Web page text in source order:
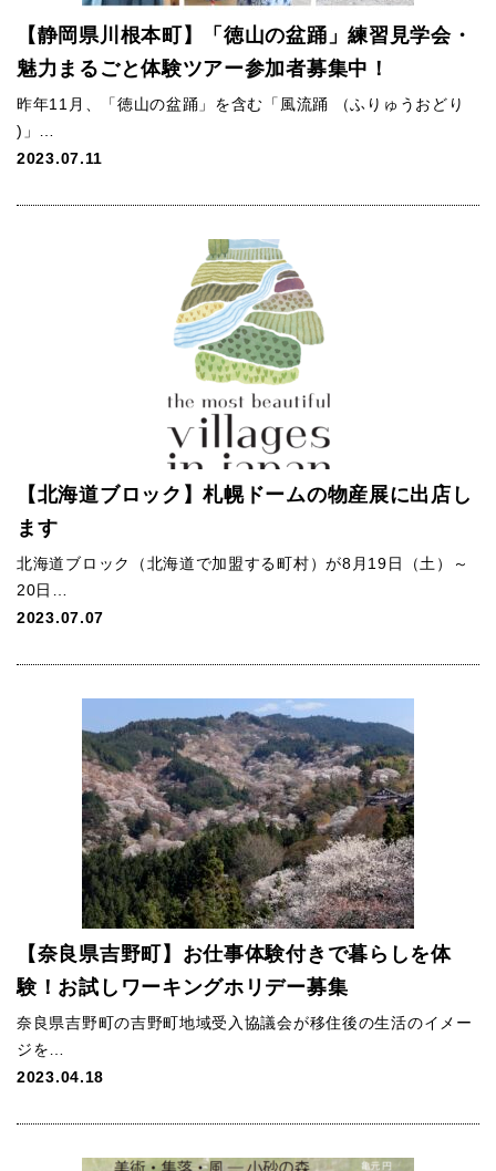
【静岡県川根本町】「徳山の盆踊」練習見学会・
魅力まるごと体験ツアー参加者募集中！
昨年11月、「徳山の盆踊」を含む「風流踊 （ふりゅうおどり
)」…
2023.07.11
【北海道ブロック】札幌ドームの物産展に出店し
ます
北海道ブロック（北海道で加盟する町村）が8月19日（土）～
20日…
2023.07.07
【奈良県吉野町】お仕事体験付きで暮らしを体
験！お試しワーキングホリデー募集
奈良県吉野町の吉野町地域受入協議会が移住後の生活のイメー
ジを…
2023.04.18